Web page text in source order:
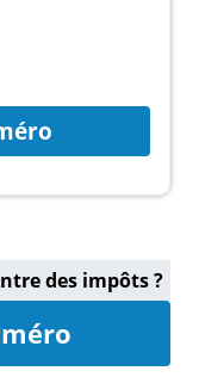
des impôts ?